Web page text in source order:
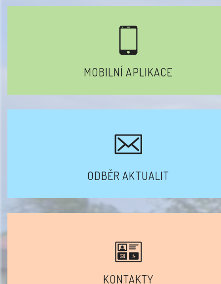
MOBILNÍ APLIKACE
ODBĚR AKTUALIT
KONTAKTY